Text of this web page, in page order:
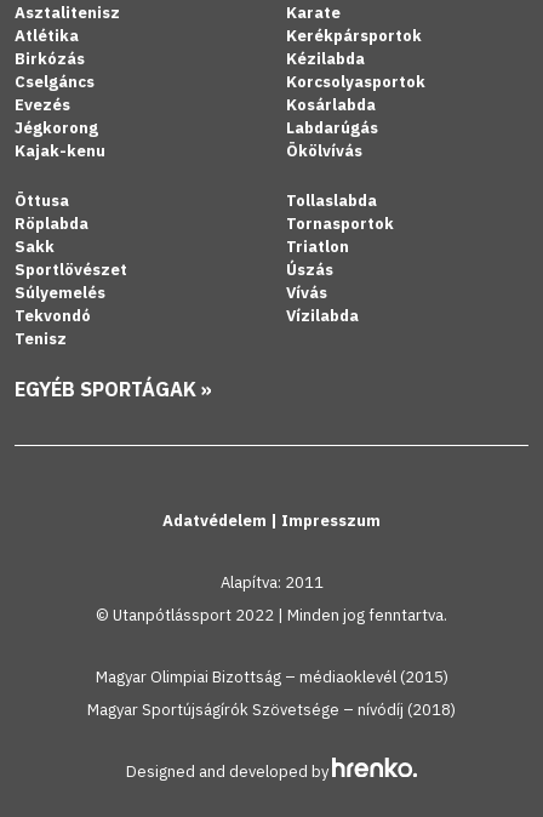
Asztalitenisz
Atlétika
Birkózás
Cselgáncs
Evezés
Jégkorong
Kajak-kenu
Karate
Kerékpársportok
Kézilabda
Korcsolyasportok
Kosárlabda
Labdarúgás
Ökölvívás
Öttusa
Röplabda
Sakk
Sportlövészet
Súlyemelés
Tekvondó
Tenisz
Tollaslabda
Tornasportok
Triatlon
Úszás
Vívás
Vízilabda
EGYÉB SPORTÁGAK »
Adatvédelem | Impresszum
Alapítva: 2011
© Utanpótlássport 2022 | Minden jog fenntartva.
Magyar Olimpiai Bizottság – médiaoklevél (2015)
Magyar Sportújságírók Szövetsége – nívódíj (2018)
Designed and developed by